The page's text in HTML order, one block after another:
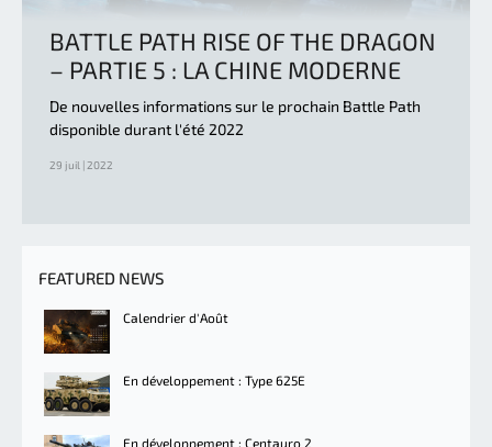
BATTLE PATH RISE OF THE DRAGON
– PARTIE 5 : LA CHINE MODERNE
De nouvelles informations sur le prochain Battle Path
disponible durant l'été 2022
29 juil | 2022
FEATURED NEWS
Calendrier d'Août
En développement : Type 625E
En développement : Centauro 2